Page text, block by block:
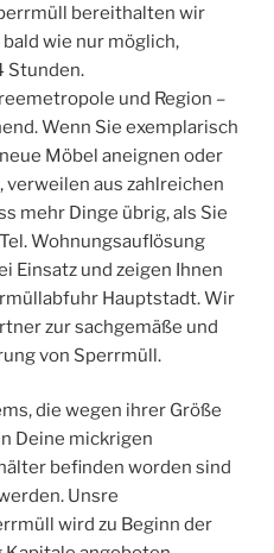
bereithalten wir
wie nur möglich,
Stunden.
und Region –
Wenn Sie exemplarisch
Möbel aneignen oder
verweilen aus zahlreichen
mehr Dinge übrig, als Sie
Wohnungsauflösung
Einsatz und zeigen Ihnen
Hauptstadt. Wir
zur sachgemäße und
von Sperrmüll.
die wegen ihrer Größe
Deine mickrigen
befinden worden sind
Unsre
wird zu Beginn der